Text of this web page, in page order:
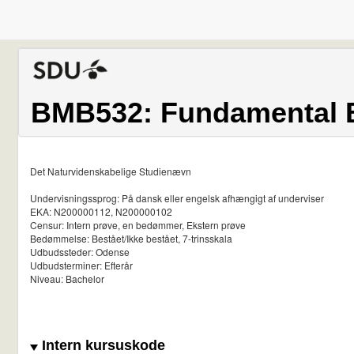
BMB532: Fundamental
Det Naturvidenskabelige Studienævn
Undervisningssprog: På dansk eller engelsk afhængigt af underviser
EKA: N200000112, N200000102
Censur: Intern prøve, en bedømmer, Ekstern prøve
Bedømmelse: Bestået/Ikke bestået, 7-trinsskala
Udbudssteder: Odense
Udbudsterminer: Efterår
Niveau: Bachelor
Intern kursuskode